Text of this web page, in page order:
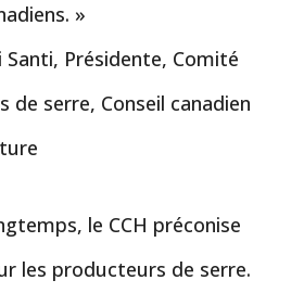
»
Santi, Présidente, Comité
de serre, Conseil canadien
le CCH préconise
les producteurs de serre.